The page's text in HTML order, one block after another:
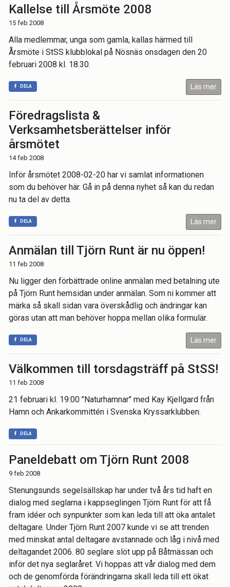
Kallelse till Årsmöte 2008
15 feb 2008
Alla medlemmar, unga som gamla, kallas härmed till
Årsmöte i StSS klubblokal på Nösnäs onsdagen den 20
februari 2008 kl. 18.30.
DELA Läs mer
Föredragslista &
Verksamhetsberättelser inför
årsmötet
14 feb 2008
Inför årsmötet 2008-02-20 har vi samlat informationen
som du behöver här. Gå in på denna nyhet så kan du redan
nu ta del av detta.
DELA Läs mer
Anmälan till Tjörn Runt är nu öppen!
11 feb 2008
Nu ligger den förbättrade online anmälan med betalning ute
på Tjörn Runt hemsidan under anmälan. Som ni kommer att
märka så skall sidan vara överskådlig och ändringar kan
göras utan att man behöver hoppa mellan olika formulär.
DELA Läs mer
Välkommen till torsdagsträff på StSS!
11 feb 2008
21 februari kl. 19:00 "Naturhamnar" med Kay Kjellgard från
Hamn och Ankarkommittén i Svenska Kryssarklubben.
DELA
Paneldebatt om Tjörn Runt 2008
9 feb 2008
Stenungsunds segelsällskap har under två års tid haft en
dialog med seglarna i kappseglingen Tjörn Runt för att få
fram idéer och synpunkter som kan leda till att öka antalet
deltagare. Under Tjörn Runt 2007 kunde vi se att trenden
med minskat antal deltagare avstannade och låg i nivå med
deltagandet 2006. 80 seglare slöt upp på Båtmässan och
inför det nya seglaråret. Vi hoppas att vår dialog med dem
och de genomförda förändringarna skall leda till ett ökat